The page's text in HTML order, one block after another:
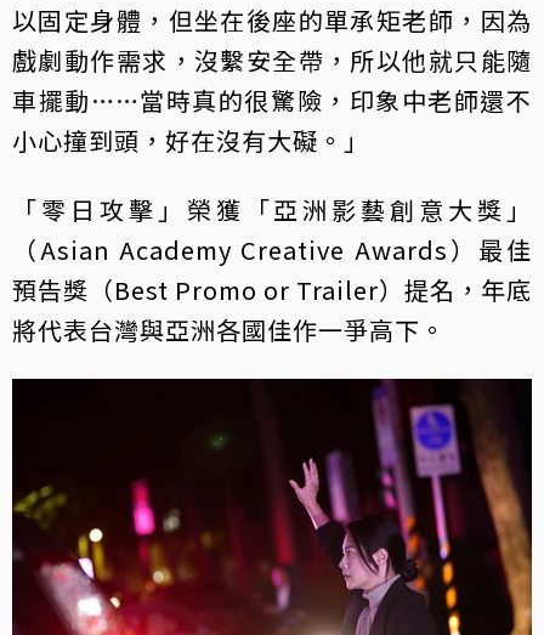
以固定身體，但坐在後座的單承矩老師，因為
戲劇動作需求，沒繫安全帶，所以他就只能隨
車擺動……當時真的很驚險，印象中老師還不
小心撞到頭，好在沒有大礙。」
「零日攻擊」榮獲「亞洲影藝創意大獎」
（Asian Academy Creative Awards）最佳
預告獎（Best Promo or Trailer）提名，年底
將代表台灣與亞洲各國佳作一爭高下。